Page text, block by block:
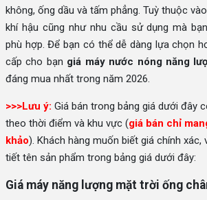
không, ống dầu và tấm phẳng. Tuỳ thuộc
khí hậu cũng như nhu cầu sử dụng mà
phù hợp. Để bạn có thể dễ dàng lựa chọn
cấp cho bạn giá máy nước nóng năng
đáng mua nhất trong năm 2026.
>>>Lưu ý: Giá bán trong bảng giá dưới đây
theo thời điểm và khu vực (giá bán chỉ
khảo). Khách hàng muốn biết giá chính xác,
tiết tên sản phẩm trong bảng giá dưới đây:
Giá máy năng lượng mặt trời ống